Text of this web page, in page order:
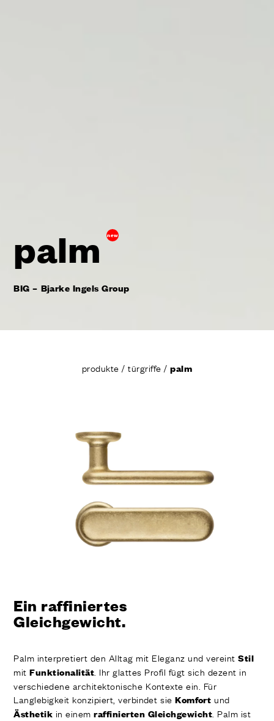
palm new
BIG – Bjarke Ingels Group
produkte/türgriffe /palm
Ein raffiniertes
Gleichgewicht.
Palm interpretiert den Alltag mit Eleganz und vereintStil
mitFunktionalität . Ihr glattes Profil fügt sich dezent in
verschiedene architektonische Kontexte ein. Für
Langlebigkeit konzipiert, verbindet sieKomfort und
Ästhetik in einemraffinierten Gleichgewicht . Palm ist